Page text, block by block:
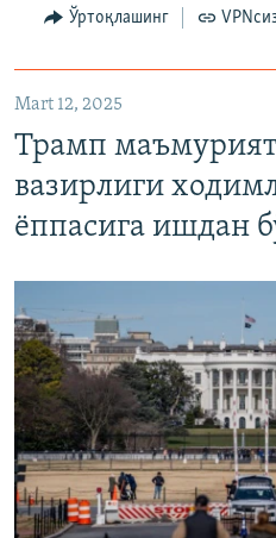
Ўртоқлашинг
Mart 12, 2025
Трамп
вазирлиги
ёппасига ишдан